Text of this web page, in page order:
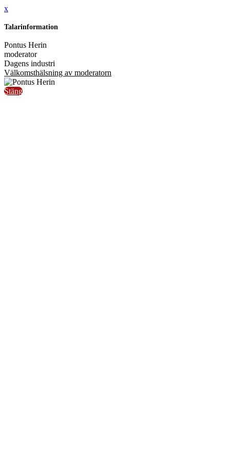
x
Talarinformation
Pontus Herin
moderator
Dagens industri
Välkomsthälsning av moderatorn
Stäng